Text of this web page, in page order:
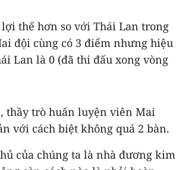
thế hơn so với Thái Lan trong
đội cùng có 3 điểm nhưng hiệu
Lan là 0 (đã thi đấu xong vòng
thầy trò huấn luyện viên Mai
với cách biệt không quá 2 bàn.
của chúng ta là nhà đương kim